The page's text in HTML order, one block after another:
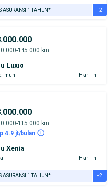
ASURANSI 1 TAHUN* +2
145.000 km
Luxio
Hari ini
115.000 km
4.9 jt/bulan
Xenia
Hari ini
ASURANSI 1 TAHUN* +2